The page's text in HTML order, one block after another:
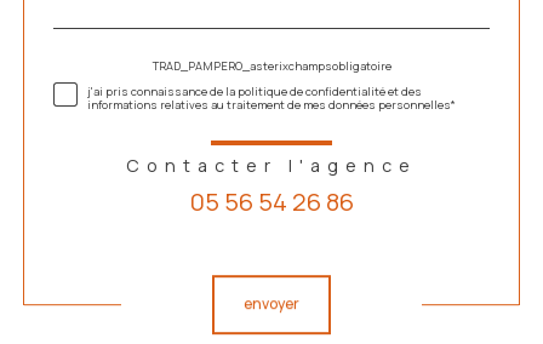
ValidationTRAD_PAMPERO_asterixchampsobligatoire
j'ai pris connaissance de la politique de confidentialité et des
informations relatives au traitement de mes données personnelles*
Contacter l'agence
05 56 54 26 86
envoyer